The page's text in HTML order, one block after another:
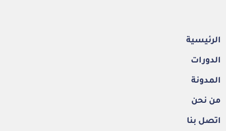
الرئيسية
الدورات
المدونة
من نحن
اتصل بنا